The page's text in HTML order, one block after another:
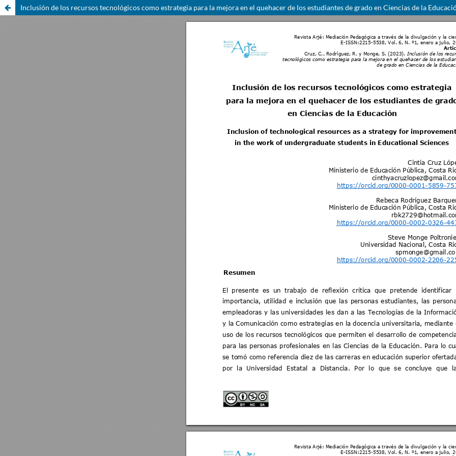
Inclusión de los recursos tecnológicos como estrategia para la mejora en el quehacer de los estudiantes de grado en Ciencias de la